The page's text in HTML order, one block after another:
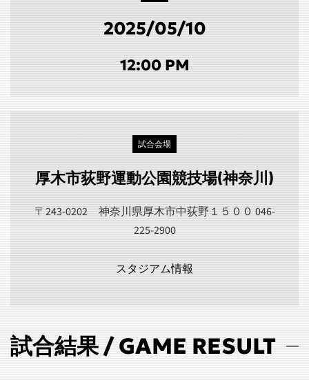
2025/05/10
12:00 PM
試合会場
厚木市荻野運動公園競技場(神奈川)
〒243-0202 神奈川県厚木市中荻野１５００ 046-
225-2900
スタジアム情報
試合結果 / GAME RESULT